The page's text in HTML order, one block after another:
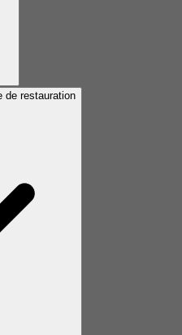
de restauration